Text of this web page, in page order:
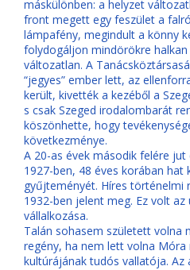
máskülönben: a helyzet
front megett egy feszület a
lámpafény, megindult a könny
folydogáljon mindörökre
változatlan. A
“jegyes” ember lett, az
került, kivették a kezéből a
s csak Szeged irodalombarát
köszönhette, hogy
következménye.
A 20-as évek második felére
1927-ben, 48 éves korában
gyűjteményét. Híres történelmi
1932-ben jelent meg. Ez volt
vállalkozása.
Talán sohasem született volna
regény, ha nem lett volna
kultúrájának tudós vallatója. Az